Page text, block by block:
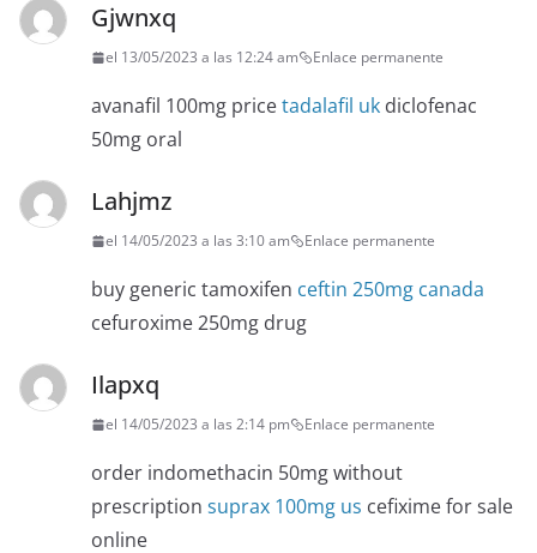
Gjwnxq
el 13/05/2023 a las 12:24 am Enlace permanente
avanafil 100mg pricetadalafil uk diclofenac
50mg oral
Lahjmz
el 14/05/2023 a las 3:10 am Enlace permanente
buy generic tamoxifen ceftin 250mg canada
cefuroxime 250mg drug
Ilapxq
el 14/05/2023 a las 2:14 pm Enlace permanente
order indomethacin 50mg without
prescription suprax 100mg us cefixime for sale
online